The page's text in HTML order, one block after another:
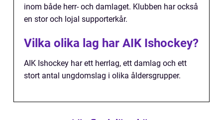
inom både herr- och damlaget. Klubben har också
en stor och lojal supporterkår.
Vilka olika lag har AIK Ishockey?
AIK Ishockey har ett herrlag, ett damlag och ett
stort antal ungdomslag i olika åldersgrupper.